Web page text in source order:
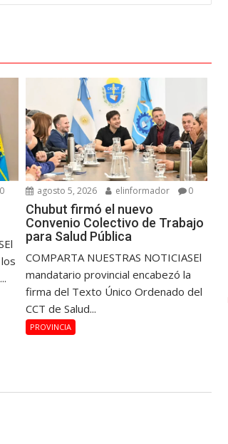
0 agosto 5, 2026 elinformador 0
Chubut firmó el nuevo
Convenio Colectivo de Trabajo
para Salud Pública
COMPARTA NUESTRAS NOTICIASEl
mandatario provincial encabezó la
firma del Texto Único Ordenado del
CCT de Salud...
PROVINCIA